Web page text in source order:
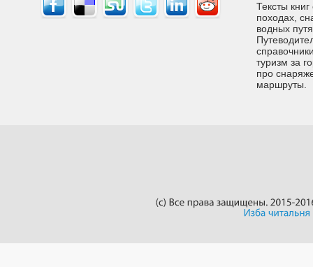
Тексты
походах,
водных
туризм за
про
маршруты.